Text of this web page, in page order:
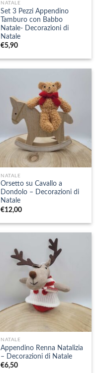
NATALE
Set 3 Pezzi Appendino
Tamburo con Babbo
Natale- Decorazioni di
Natale
€5,90
NATALE
Orsetto su Cavallo a
Dondolo – Decorazioni di
Natale
€12,00
NATALE
Appendino Renna Natalizia
– Decorazioni di Natale
€6,50